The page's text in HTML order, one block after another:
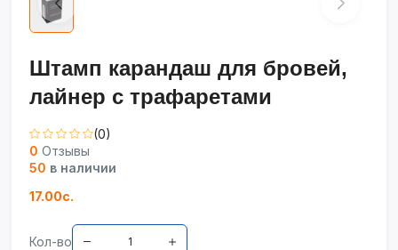
Штамп карандаш для бровей,
лайнер с трафаретами
(0)
0 Отзывы
50 в наличии
17.00с.
Кол-во